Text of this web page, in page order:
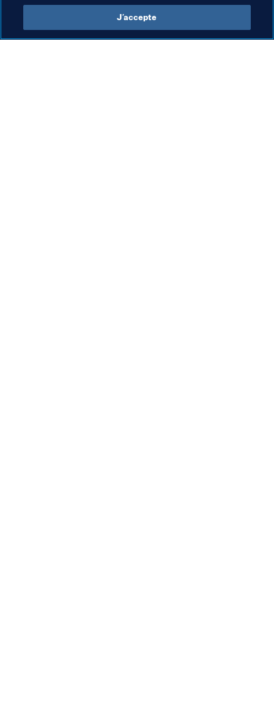
Groupe d'étude technique
J’accepte